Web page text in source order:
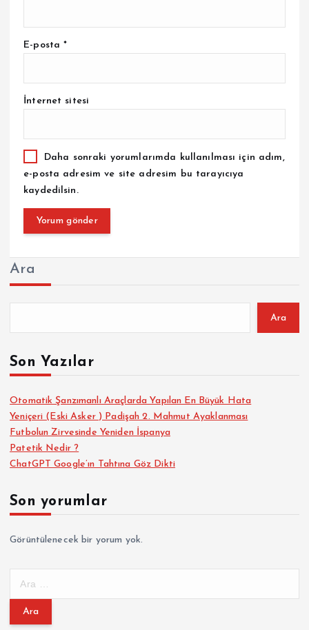
E-posta*
İnternet sitesi
Daha sonraki yorumlarımda kullanılması için adım,
e-posta adresim ve site adresim bu tarayıcıya
kaydedilsin.
Ara
Ara
Son Yazılar
Otomatik Şanzımanlı Araçlarda Yapılan En Büyük Hata
Yeniçeri (Eski Asker ) Padişah 2. Mahmut Ayaklanması
Futbolun Zirvesinde Yeniden İspanya
Patetik Nedir ?
ChatGPT Google’ın Tahtına Göz Dikti
Son yorumlar
Görüntülenecek bir yorum yok.
m